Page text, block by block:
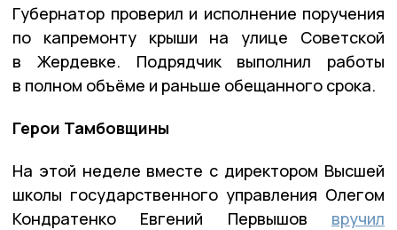
Губернатор проверил и исполнение поручения
по капремонту крыши на улице Советской
в Жердевке. Подрядчик выполнил работы
в полном объёме и раньше обещанного срока.
Герои Тамбовщины
На этой неделе вместе с директором Высшей
школы государственного управления Олегом
Кондратенко Евгений Первышов вручил